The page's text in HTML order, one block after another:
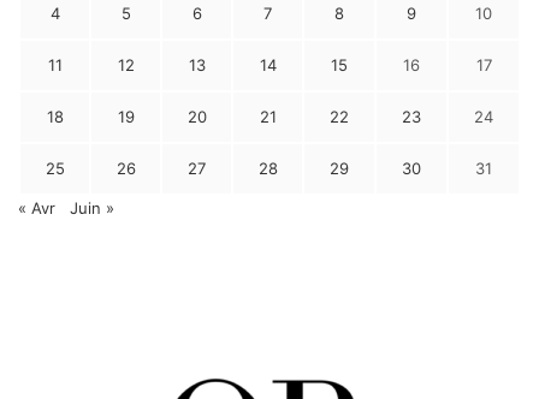
4 5 6 7 8 9 10
11 12 13 14 15 16 17
18 19 20 21 22 23 24
25 26 27 28 29 30 31
« Avr Juin »